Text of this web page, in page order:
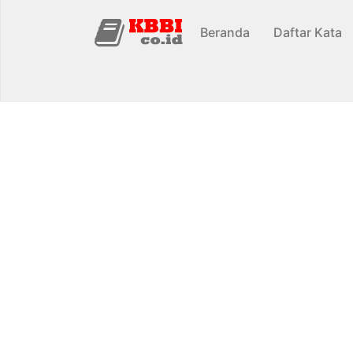
Beranda Daftar Kata